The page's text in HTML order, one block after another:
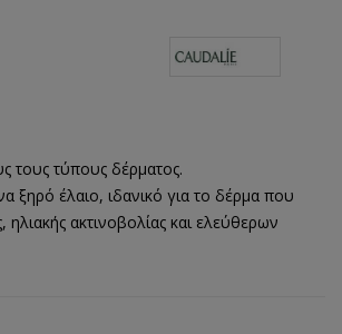
τους τύπους δέρματος.
ξηρό έλαιο, ιδανικό για το δέρμα που
ηλιακής ακτινοβολίας και ελεύθερων